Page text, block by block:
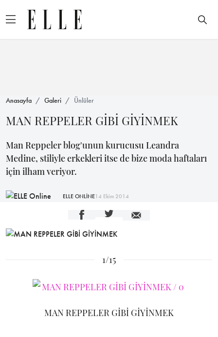
Anasayfa Galeri Ünlüler
MAN REPPELER GİBİ GİYİNMEK
Man Reppeler blog'unun kurucusu Leandra
Medine, stiliyle erkekleri itse de bize moda haftaları
için ilham veriyor.
ELLE ONLİNE14 Ekim 2014
1/15
MAN REPPELER GİBİ GİYİNMEK